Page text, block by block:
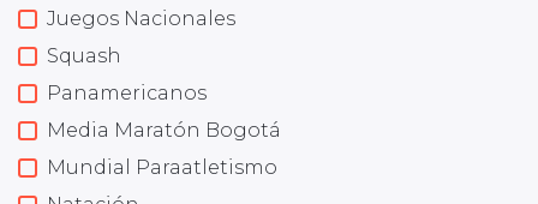
Juegos Nacionales
Squash
Panamericanos
Media Maratón Bogotá
Mundial Paraatletismo